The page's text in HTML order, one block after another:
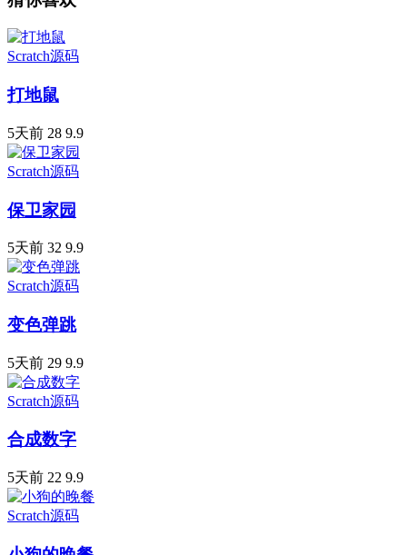
Scratch源码
打地鼠
5天前 28 9.9
Scratch源码
保卫家园
5天前 32 9.9
Scratch源码
变色弹跳
5天前 29 9.9
Scratch源码
合成数字
5天前 22 9.9
Scratch源码